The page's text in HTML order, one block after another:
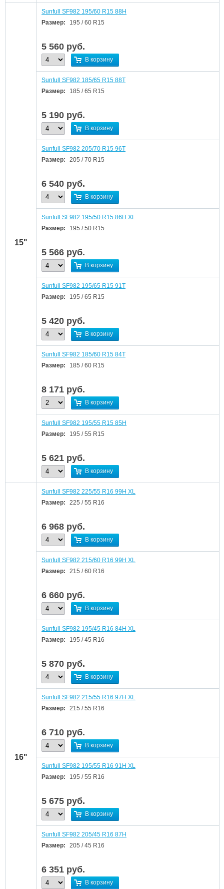
15"
Sunfull SF982 195/60 R15 88H
Размер:
195 / 60 R15
5 560 руб.
В корзину
Sunfull SF982 185/65 R15 88T
Размер:
185 / 65 R15
5 190 руб.
В корзину
Sunfull SF982 205/70 R15 96T
Размер:
205 / 70 R15
6 540 руб.
В корзину
Sunfull SF982 195/50 R15 86H XL
Размер:
195 / 50 R15
5 566 руб.
В корзину
Sunfull SF982 195/65 R15 91T
Размер:
195 / 65 R15
5 420 руб.
В корзину
Sunfull SF982 185/60 R15 84T
Размер:
185 / 60 R15
8 171 руб.
В корзину
Sunfull SF982 195/55 R15 85H
Размер:
195 / 55 R15
5 621 руб.
В корзину
16"
Sunfull SF982 225/55 R16 99H XL
Размер:
225 / 55 R16
6 968 руб.
В корзину
Sunfull SF982 215/60 R16 99H XL
Размер:
215 / 60 R16
6 660 руб.
В корзину
Sunfull SF982 195/45 R16 84H XL
Размер:
195 / 45 R16
5 870 руб.
В корзину
Sunfull SF982 215/55 R16 97H XL
Размер:
215 / 55 R16
6 710 руб.
В корзину
Sunfull SF982 195/55 R16 91H XL
Размер:
195 / 55 R16
5 675 руб.
В корзину
Sunfull SF982 205/45 R16 87H
Размер:
205 / 45 R16
6 351 руб.
В корзину